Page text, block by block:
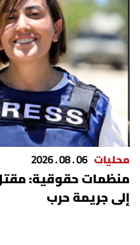
محليات 06 . 08 . 2026
منظمات حقوقية:
إلى جريمة حرب